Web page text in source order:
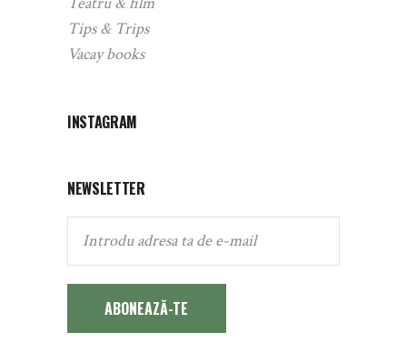
Tips & Trips
Vacay books
INSTAGRAM
NEWSLETTER
ABONEAZĂ-TE